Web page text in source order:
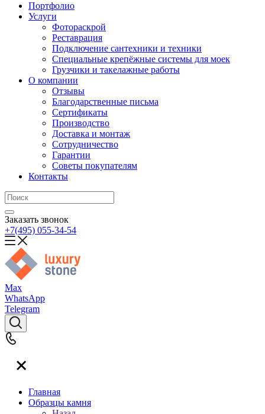
Портфолио
Услуги
Фотораскрой
Реставрация
Подключение сантехники и техники
Специальные крепёжные системы для моек
Грузчики и такелажные работы
О компании
Отзывы
Благодарственные письма
Сертификаты
Производство
Доставка и монтаж
Сотрудничество
Гарантии
Советы покупателям
Контакты
Заказать звонок
+7(495) 055-34-54
Max
WhatsApp
Telegram
Главная
Образцы камня